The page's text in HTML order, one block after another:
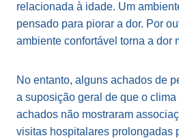
relacionada à idade. Um
pensado para piorar a dor. Por
ambiente confortável torna a dor
No entanto, alguns achados de
a suposição geral de que o
achados não mostraram
visitas hospitalares prolongadas